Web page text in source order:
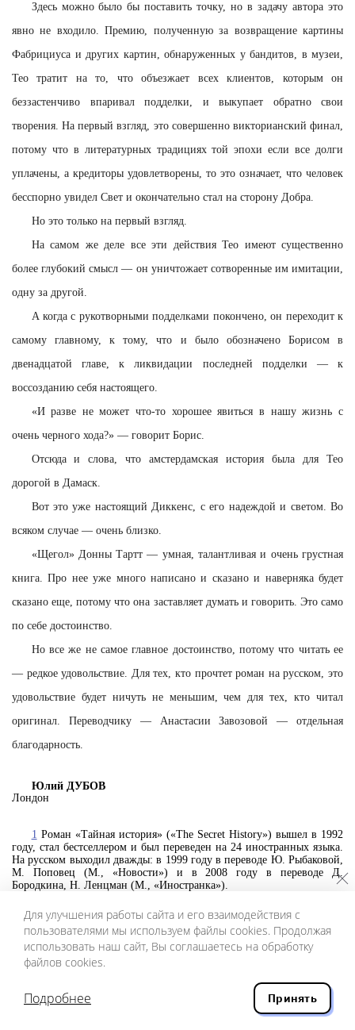
Здесь можно было бы поставить точку, но в задачу автора это
явно не входило. Премию, полученную за возвращение картины
Фабрициуса и других картин, обнаруженных у бандитов, в музеи,
Тео тратит на то, что объезжает всех клиентов, которым он
беззастенчиво впаривал подделки, и выкупает обратно свои
творения. На первый взгляд, это совершенно викторианский финал,
потому что в литературных традициях той эпохи если все долги
уплачены, а кредиторы удовлетворены, то это означает, что человек
бесспорно увидел Свет и окончательно стал на сторону Добра.
Но это только на первый взгляд.
На самом же деле все эти действия Тео имеют существенно
более глубокий смысл — он уничтожает сотворенные им имитации,
одну за другой.
А когда с рукотворными подделками покончено, он переходит к
самому главному, к тому, что и было обозначено Борисом в
двенадцатой главе, к ликвидации последней подделки — к
воссозданию себя настоящего.
«И разве не может что-то хорошее явиться в нашу жизнь с
очень черного хода?» — говорит Борис.
Отсюда и слова, что амстердамская история была для Тео
дорогой в Дамаск.
Вот это уже настоящий Диккенс, с его надеждой и светом. Во
всяком случае — очень близко.
«Щегол» Донны Тартт — умная, талантливая и очень грустная
книга. Про нее уже много написано и сказано и наверняка будет
сказано еще, потому что она заставляет думать и говорить. Это само
по себе достоинство.
Но все же не самое главное достоинство, потому что читать ее
— редкое удовольствие. Для тех, кто прочтет роман на русском, это
удовольствие будет ничуть не меньшим, чем для тех, кто читал
оригинал. Переводчику — Анастасии Завозовой — отдельная
благодарность.
Юлий ДУБОВ
Лондон
1 Роман «Тайная история» («The Secret History») вышел в 1992
году, стал бестселлером и был переведен на 24 иностранных языка.
На русском выходил дважды: в 1999 году в переводе Ю. Рыбаковой,
М. Поповец (М., «Новости») и в 2008 году в переводе Д.
Бородкина, Н. Ленцман (М., «Иностранка»).
русском — в 2010 году (М., «Иностранка»), в переводе А. Галь. См.
также «Книжную полку» Тима Скоренко («Новый мир», 2015, № 3).
Для улучшения работы сайта и его взаимодействия с
пользователями мы используем файлы cookies. Продолжая
использовать наш сайт, Вы соглашаетесь на обработку
файлов cookies.
Подробнее Принять